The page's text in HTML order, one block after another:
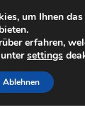
564Mo-
um Ihnen
erfahren,
settings
Ablehnen